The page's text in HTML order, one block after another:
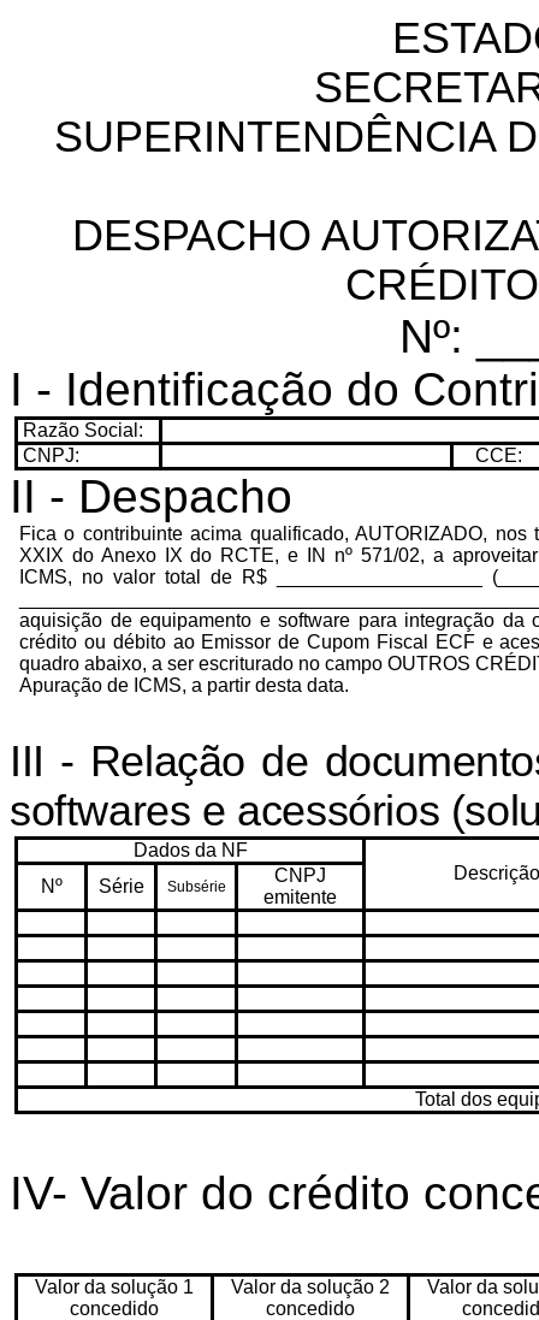
SUPERINTENDÊNCIA
DESPACHO
Nº:
I - Identificação do
Razão Social:
CNPJ:
CCE:
II - Despacho
Fica o contribuinte acima qualificado, AUTORIZADO, nos
XXIX do Anexo IX do RCTE, e IN nº 571/02, a
ICMS, no valor total de R$ ___________________
aquisição de equipamento e software para integração da
crédito ou débito ao Emissor de Cupom Fiscal ECF e
quadro abaixo, a ser escriturado no campo OUTROS
Apuração de ICMS, a partir desta data.
III - Relação de
softwares e acessórios
Dados da NF
Descrição
Nº Série Subsérie
CNPJ
emitente
Total dos
IV- Valor do crédito
Valor da solução 1
concedido
Valor da solução 2
concedido
Valor da